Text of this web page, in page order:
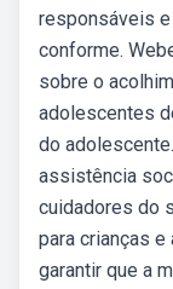
responsáveis
conforme.
sobre o
adolescentes
do
assistência
cuidadores do
para crianças
garantir que a